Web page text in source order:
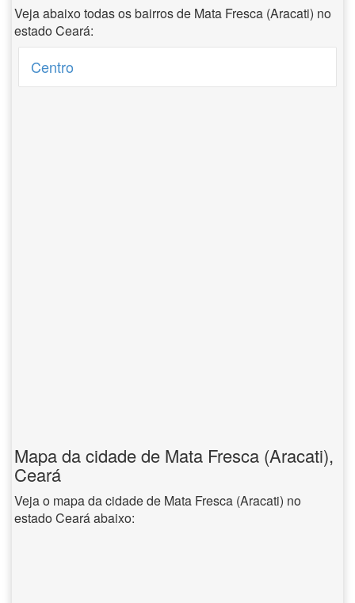
Veja abaixo todas os bairros de Mata Fresca (Aracati) no
estado Ceará:
Centro
Mapa da cidade de Mata Fresca (Aracati),
Ceará
Veja o mapa da cidade de Mata Fresca (Aracati) no
estado Ceará abaixo: